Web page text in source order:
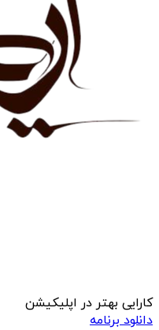
کارایی بهتر در اپلیکیشن
دانلود برنامه